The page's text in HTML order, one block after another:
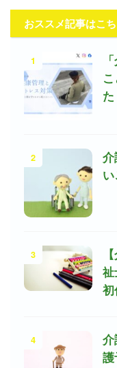
おススメ記事はこ
1
た
2
介
い
3
祉
初
4
介
護